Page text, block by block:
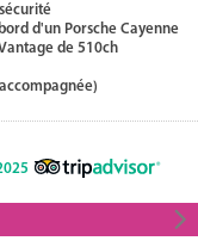
d'un Porsche Cayenne
de 510ch